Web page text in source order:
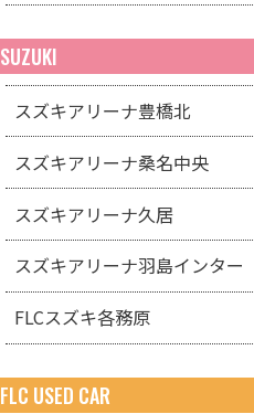
SUZUKI
スズキアリーナ豊橋北
スズキアリーナ桑名中央
スズキアリーナ久居
スズキアリーナ羽島インター
FLCスズキ各務原
FLC USED CAR